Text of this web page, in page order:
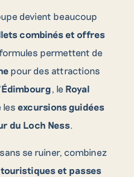
devient beaucoup
combinés et offres
permettent de
pour des attractions
, le Royal
les excursions guidées
du Loch Ness.
sans se ruiner, combinez
et passes